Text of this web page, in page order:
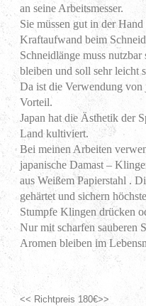
an seine Arbeitsmesser.
Sie müssen gut in der
Kraftaufwand beim
Schneidlänge muss
bleiben und soll sehr leicht
Da ist die Verwendung von
Vorteil.
Japan hat die Ästhetik der
Land kultiviert.
Bei meinen Arbeiten
japanische Damast –
aus Weißem Papierstahl .
gehärtet und sichern
Stumpfe Klingen drücken
Nur mit scharfen sauberen
Aromen bleiben im
<< Richtpreis 180€>>